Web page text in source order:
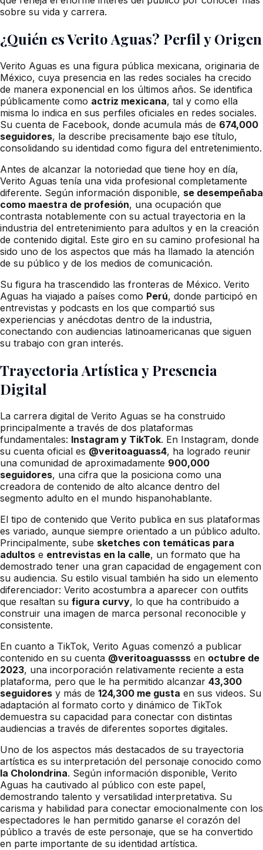
sobre su vida y carrera.
¿Quién es Verito Aguas? Perfil y Origen
Verito Aguas es una figura pública mexicana, originaria de
México, cuya presencia en las redes sociales ha crecido
de manera exponencial en los últimos años. Se identifica
públicamente como actriz mexicana, tal y como ella
misma lo indica en sus perfiles oficiales en redes sociales.
Su cuenta de Facebook, donde acumula más de 674,000
seguidores, la describe precisamente bajo ese título,
consolidando su identidad como figura del entretenimiento.
Antes de alcanzar la notoriedad que tiene hoy en día,
Verito Aguas tenía una vida profesional completamente
diferente. Según información disponible, se desempeñaba
como maestra de profesión, una ocupación que
contrasta notablemente con su actual trayectoria en la
industria del entretenimiento para adultos y en la creación
de contenido digital. Este giro en su camino profesional ha
sido uno de los aspectos que más ha llamado la atención
de su público y de los medios de comunicación.
Su figura ha trascendido las fronteras de México. Verito
Aguas ha viajado a países como Perú, donde participó en
entrevistas y podcasts en los que compartió sus
experiencias y anécdotas dentro de la industria,
conectando con audiencias latinoamericanas que siguen
su trabajo con gran interés.
Trayectoria Artística y Presencia
Digital
La carrera digital de Verito Aguas se ha construido
principalmente a través de dos plataformas
fundamentales: Instagram y TikTok. En Instagram, donde
su cuenta oficial es @veritoaguass4, ha logrado reunir
una comunidad de aproximadamente 900,000
seguidores, una cifra que la posiciona como una
creadora de contenido de alto alcance dentro del
segmento adulto en el mundo hispanohablante.
El tipo de contenido que Verito publica en sus plataformas
es variado, aunque siempre orientado a un público adulto.
Principalmente, sube sketches con temáticas para
adultos e entrevistas en la calle, un formato que ha
demostrado tener una gran capacidad de engagement con
su audiencia. Su estilo visual también ha sido un elemento
diferenciador: Verito acostumbra a aparecer con outfits
que resaltan su figura curvy, lo que ha contribuido a
construir una imagen de marca personal reconocible y
consistente.
En cuanto a TikTok, Verito Aguas comenzó a publicar
contenido en su cuenta @veritoaguassss en octubre de
2023, una incorporación relativamente reciente a esta
plataforma, pero que le ha permitido alcanzar 43,300
seguidores y más de 124,300 me gusta en sus videos. Su
adaptación al formato corto y dinámico de TikTok
demuestra su capacidad para conectar con distintas
audiencias a través de diferentes soportes digitales.
Uno de los aspectos más destacados de su trayectoria
artística es su interpretación del personaje conocido como
la Cholondrina. Según información disponible, Verito
Aguas ha cautivado al público con este papel,
demostrando talento y versatilidad interpretativa. Su
carisma y habilidad para conectar emocionalmente con los
espectadores le han permitido ganarse el corazón del
público a través de este personaje, que se ha convertido
en parte importante de su identidad artística.